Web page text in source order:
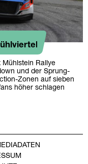
Mühlstein Rallye
und der Sprung-
Zonen auf sieben
höher schlagen